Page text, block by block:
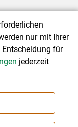
|Barrierefreiheit|
nur mit Ihrer
für
jederzeit